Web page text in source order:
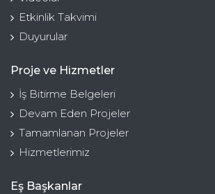
Etkinlik Takvimi
Duyurular
Proje ve Hizmetler
İş Bitirme Belgeleri
Devam Eden Projeler
Tamamlanan Projeler
Hizmetlerimiz
Eş Başkanlar